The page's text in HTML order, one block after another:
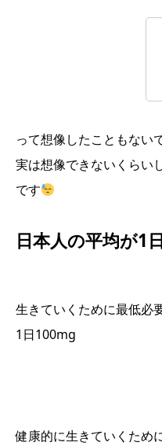
って想像したこともない
実は想像できないくらい
です
日本人の平均が1
生きていくために最低必
1日100mg
健康的に生きていくため